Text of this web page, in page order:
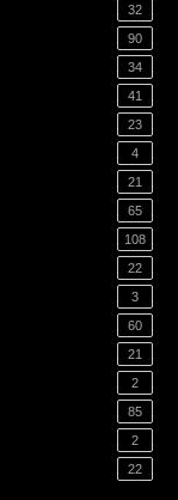
32
90
34
41
23
4
21
65
108
22
3
60
21
2
85
2
22